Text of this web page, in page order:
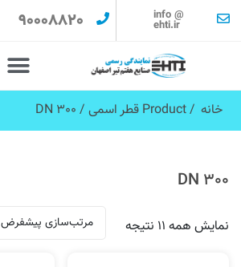
info @
ehti.ir
90008820
خانه / Product قطر اسمی / DN 300
DN 300
نمایش همه 11 نتیجه مرتب‌سازی پیشفرض